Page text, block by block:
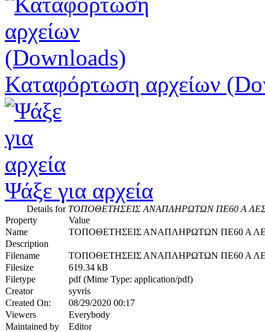
Καταφόρτωση αρχείων
Ψάξε για αρχεία
Details forΤΟΠΟΘΕΤΗΣΕΙΣ ΑΝΑΠΛΗΡΩΤΩΝ ΠΕ60 Α
Property
Value
Name
ΤΟΠΟΘΕΤΗΣΕΙΣ ΑΝΑΠΛΗΡΩΤΩΝ ΠΕ60 Α
Description
Filename
ΤΟΠΟΘΕΤΗΣΕΙΣ ΑΝΑΠΛΗΡΩΤΩΝ ΠΕ60 Α
Filesize
619.34 kB
Filetype
pdf (Mime Type: application/pdf)
Creator
syvris
Created On:
08/29/2020 00:17
Viewers
Everybody
Maintained by
Editor